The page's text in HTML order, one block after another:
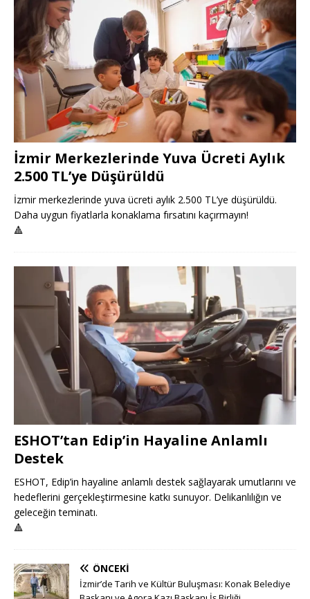
İzmir Merkezlerinde Yuva Ücreti Aylık
2.500 TL’ye Düşürüldü
İzmir merkezlerinde yuva ücreti aylık 2.500 TL’ye düşürüldü.
Daha uygun fiyatlarla konaklama fırsatını kaçırmayın!
🔺
ESHOT’tan Edip’in Hayaline Anlamlı
Destek
ESHOT, Edip’in hayaline anlamlı destek sağlayarak umutlarını ve
hedeflerini gerçekleştirmesine katkı sunuyor. Delikanlılığın ve
geleceğin teminatı.
🔺
ÖNCEKI
İzmir’de Tarih ve Kültür Buluşması: Konak Belediye